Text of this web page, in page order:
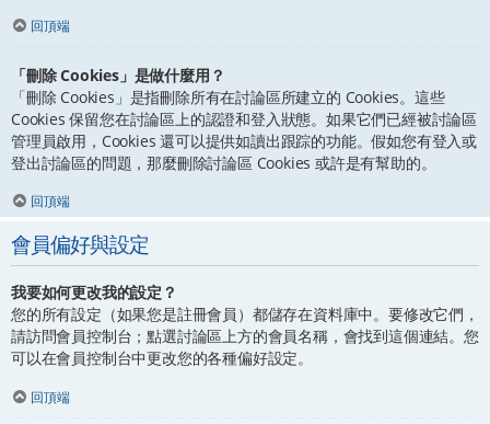
回頂端
「刪除 Cookies」是做什麼用？
「刪除 Cookies」是指刪除所有在討論區所建立的 Cookies。這些
Cookies 保留您在討論區上的認證和登入狀態。如果它們已經被討論區
管理員啟用，Cookies 還可以提供如讀出跟踪的功能。假如您有登入或
登出討論區的問題，那麼刪除討論區 Cookies 或許是有幫助的。
回頂端
會員偏好與設定
我要如何更改我的設定？
您的所有設定（如果您是註冊會員）都儲存在資料庫中。要修改它們，
請訪問會員控制台；點選討論區上方的會員名稱，會找到這個連結。您
可以在會員控制台中更改您的各種偏好設定。
回頂端